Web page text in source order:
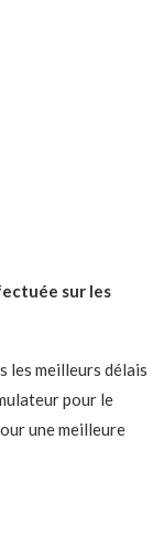
sur les
les meilleurs délais
pour le
une meilleure